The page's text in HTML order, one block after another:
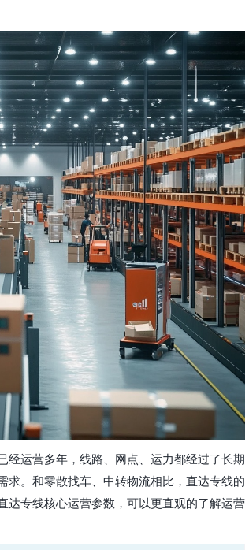
经运营多年，线路、网点、运力都经过了长期
求。和零散找车、中转物流相比，直达专线的
达专线核心运营参数，可以更直观的了解运营